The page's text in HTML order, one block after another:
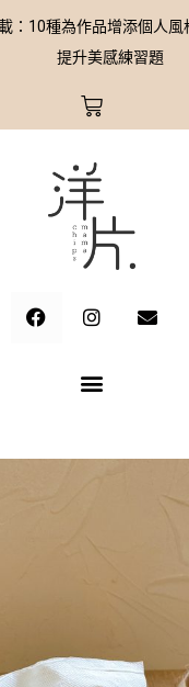
：10種為作品增添個人風
提升美感練習題
購
物
a
n
a
g
m
n